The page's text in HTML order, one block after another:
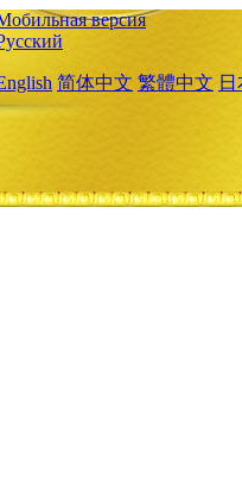
версия
简体中文 繁體中文